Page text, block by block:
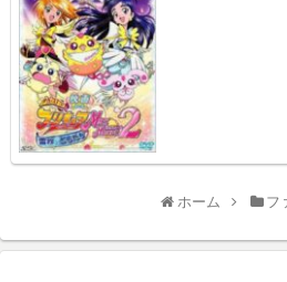
ホーム フ